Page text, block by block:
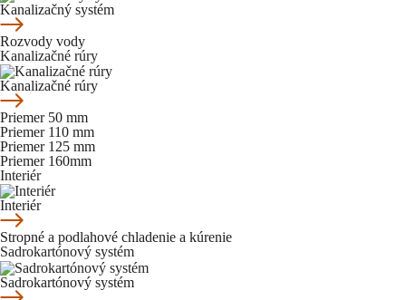
Kanalizačný systém
Rozvody vody
Kanalizačné rúry
Kanalizačné rúry
Priemer 50 mm
Priemer 110 mm
Priemer 125 mm
Priemer 160mm
Interiér
Interiér
Stropné a podlahové chladenie a kúrenie
Sadrokartónový systém
Sadrokartónový systém